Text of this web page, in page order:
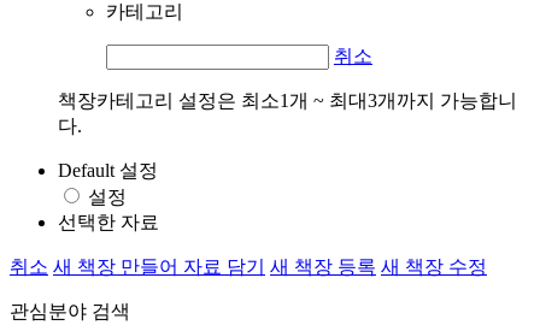
카테고리
취소
책장카테고리 설정은 최소1개 ~ 최대3개까지 가능합니
다.
Default 설정
설정
선택한 자료
취소 새 책장 만들어 자료 담기 새 책장 등록 새 책장 수정
관심분야 검색